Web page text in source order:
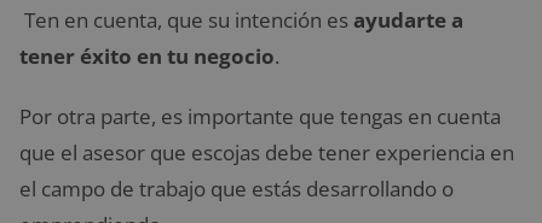
Ten en cuenta, que su intención es ayudarte a
tener éxito en tu negocio.
Por otra parte, es importante que tengas en cuenta
que el asesor que escojas debe tener experiencia en
el campo de trabajo que estás desarrollando o